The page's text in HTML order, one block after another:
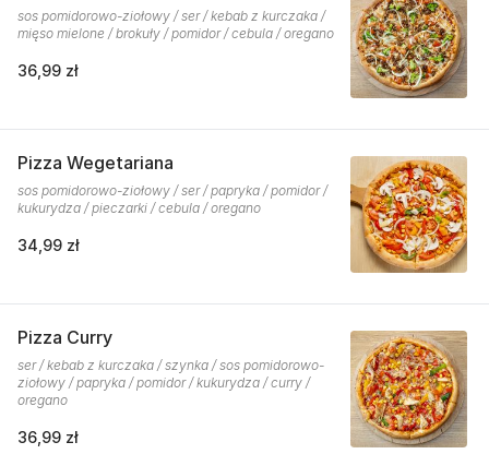
sos pomidorowo-ziołowy / ser / kebab z kurczaka /
mięso mielone / brokuły / pomidor / cebula / oregano
36,99 zł
Pizza Wegetariana
sos pomidorowo-ziołowy / ser / papryka / pomidor /
kukurydza / pieczarki / cebula / oregano
34,99 zł
Pizza Curry
ser / kebab z kurczaka / szynka / sos pomidorowo-
ziołowy / papryka / pomidor / kukurydza / curry /
oregano
36,99 zł